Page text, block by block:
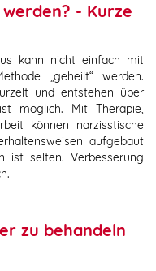
- Kurze
kann nicht einfach mit
„geheilt“ werden.
und entstehen über
möglich. Mit Therapie,
können narzisstische
aufgebaut
ist selten. Verbesserung
zu behandeln